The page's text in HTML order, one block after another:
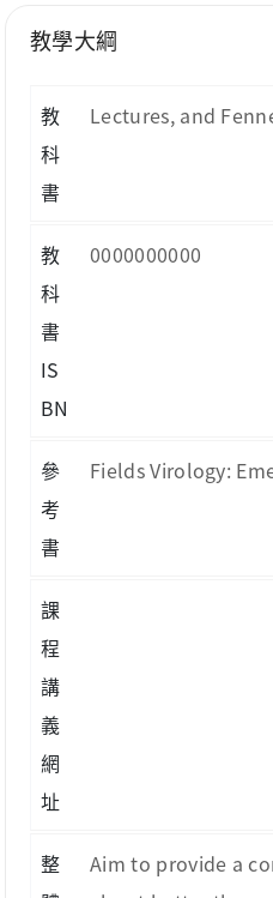
教學大綱
教
科
書
Lectures, and
教
科
書
IS
BN
0000000000
參
考
書
Fields Virology:
課
程
講
義
網
址
整
Aim to provide a